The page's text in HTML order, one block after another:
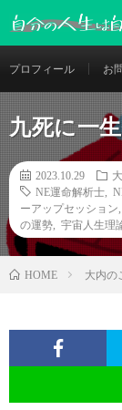
プロフィール お
九死に一
2023.10.29
NE運命解析士
ーアップセッション
の運勢
宇宙人生理
HOME 大内の